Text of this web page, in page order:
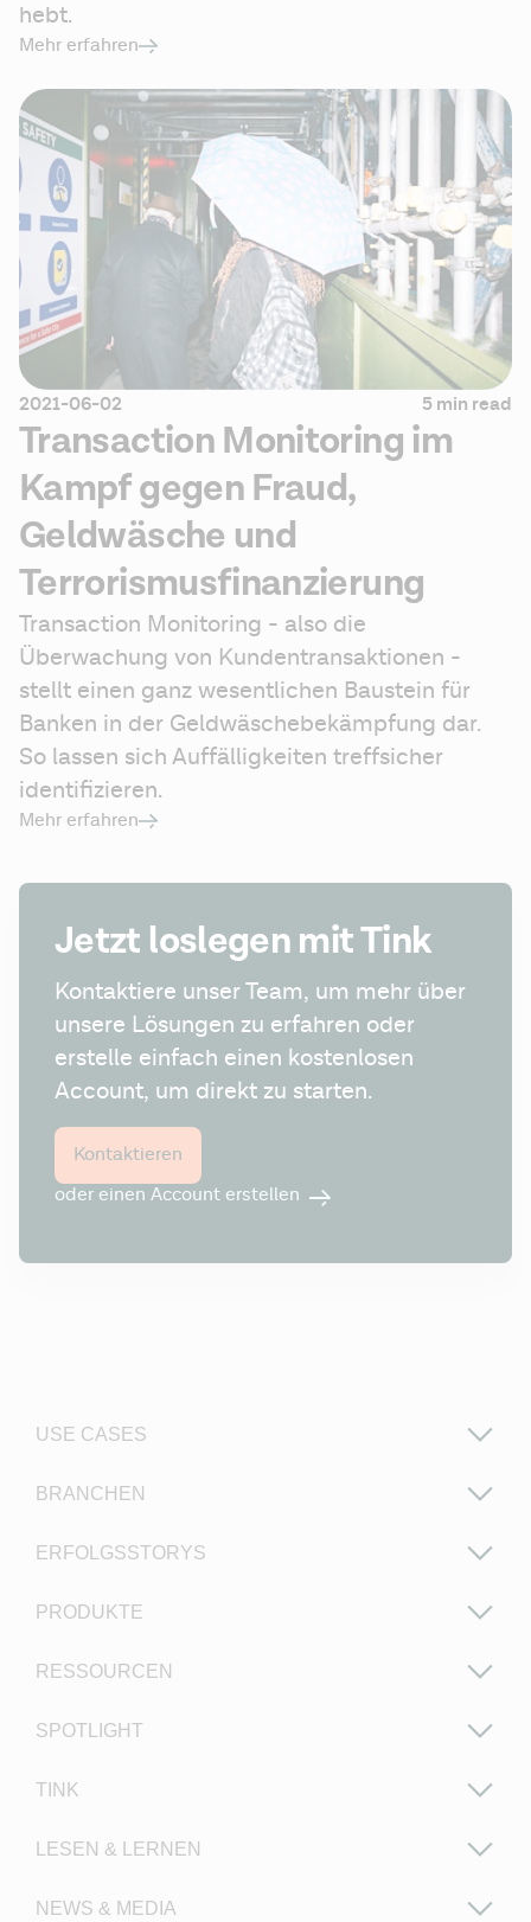
hebt.
Mehr erfahren
2021-06-02 5 min read
Transaction Monitoring im
Kampf gegen Fraud,
Geldwäsche und
Terrorismusfinanzierung
Transaction Monitoring - also die
Überwachung von Kundentransaktionen -
stellt einen ganz wesentlichen Baustein für
Banken in der Geldwäschebekämpfung dar.
So lassen sich Auffälligkeiten treffsicher
identifizieren.
Mehr erfahren
Jetzt loslegen mit Tink
Kontaktiere unser Team, um mehr über
unsere Lösungen zu erfahren oder
erstelle einfach einen kostenlosen
Account, um direkt zu starten.
Kontaktieren
oder einen Account erstellen
USE CASES
BRANCHEN
ERFOLGSSTORYS
PRODUKTE
RESSOURCEN
SPOTLIGHT
TINK
LESEN & LERNEN
NEWS & MEDIA